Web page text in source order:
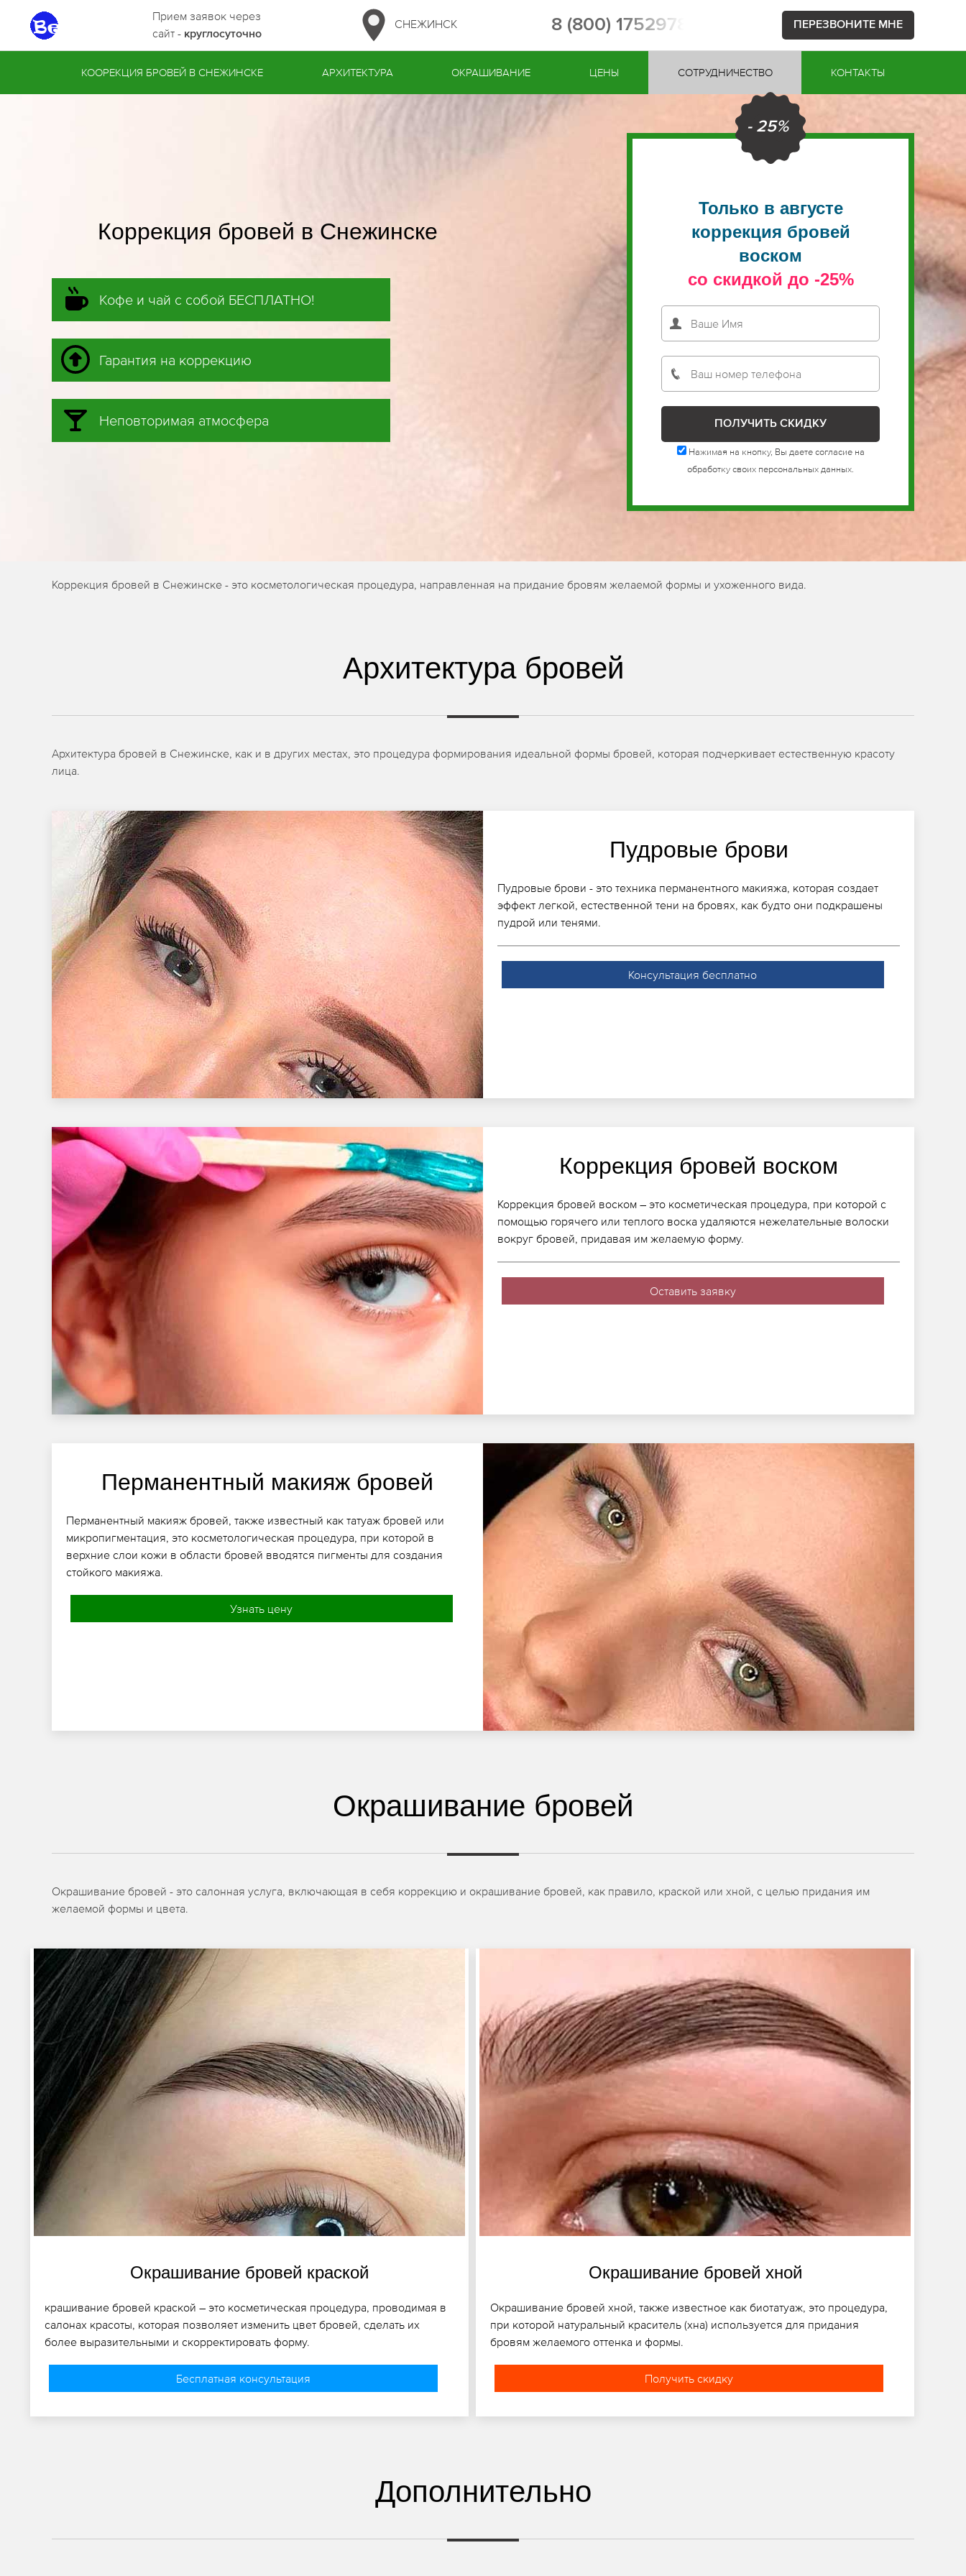
Прием заявок через
сайт - круглосуточно
СНЕЖИНСК 8 (800) 1752978 ПЕРЕЗВОНИТЕ МНЕ
КООРЕКЦИЯ БРОВЕЙ В СНЕЖИНСКЕ АРХИТЕКТУРА ОКРАШИВАНИЕ ЦЕНЫ СОТРУДНИЧЕСТВО КОНТАКТЫ
Коррекция бровей в Снежинске
Кофе и чай с собой БЕСПЛАТНО!
Гарантия на коррекцию
Неповторимая атмосфера
- 25%
Только в августе
коррекция бровей
воском
со скидкой до -25%
Нажимая на кнопку, Вы даете согласие на
обработку своих персональных данных.
Коррекция бровей в Снежинске - это косметологическая процедура, направленная на придание бровям желаемой формы и ухоженного вида.
Архитектура бровей
Архитектура бровей в Снежинске, как и в других местах, это процедура формирования идеальной формы бровей, которая подчеркивает естественную красоту
лица.
Пудровые брови
Пудровые брови - это техника перманентного макияжа, которая создает
эффект легкой, естественной тени на бровях, как будто они подкрашены
пудрой или тенями.
Консультация бесплатно
Коррекция бровей воском
Коррекция бровей воском – это косметическая процедура, при которой с
помощью горячего или теплого воска удаляются нежелательные волоски
вокруг бровей, придавая им желаемую форму.
Оставить заявку
Перманентный макияж бровей
Перманентный макияж бровей, также известный как татуаж бровей или
микропигментация, это косметологическая процедура, при которой в
верхние слои кожи в области бровей вводятся пигменты для создания
стойкого макияжа.
Узнать цену
Окрашивание бровей
Окрашивание бровей - это салонная услуга, включающая в себя коррекцию и окрашивание бровей, как правило, краской или хной, с целью придания им
желаемой формы и цвета.
Окрашивание бровей краской
крашивание бровей краской – это косметическая процедура, проводимая в
салонах красоты, которая позволяет изменить цвет бровей, сделать их
более выразительными и скорректировать форму.
Бесплатная консультация
Окрашивание бровей хной
Окрашивание бровей хной, также известное как биотатуаж, это процедура,
при которой натуральный краситель (хна) используется для придания
бровям желаемого оттенка и формы.
Получить скидку
Дополнительно